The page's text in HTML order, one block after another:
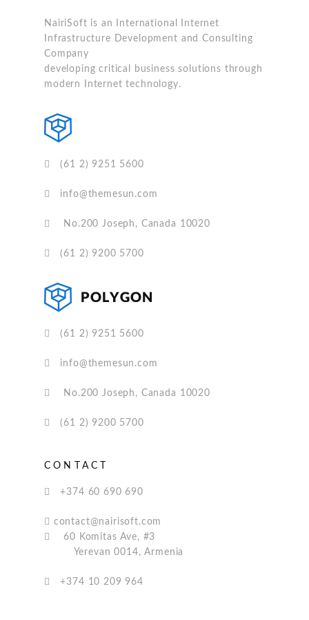
NairiSoft is an International Internet
Infrastructure Development and Consulting
Company
developing critical business solutions through
modern Internet technology.
(61 2) 9251 5600
info@themesun.com
No.200 Joseph, Canada 10020
(61 2) 9200 5700
(61 2) 9251 5600
info@themesun.com
No.200 Joseph, Canada 10020
(61 2) 9200 5700
CONTACT
+374 60 690 690
contact@nairisoft.com
60 Komitas Ave, #3
Yerevan 0014, Armenia
+374 10 209 964